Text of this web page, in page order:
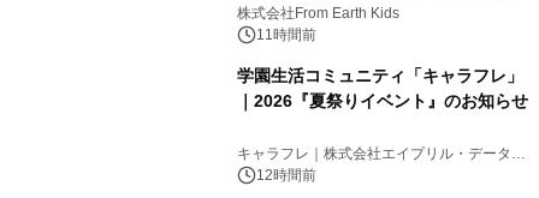
(日)開催
株式会社From Earth Kids
11時間前
学園生活コミュニティ「キャラフレ」
｜2026『夏祭りイベント』のお知らせ
キャラフレ｜株式会社エイプリル・データ・
デザインズ
12時間前